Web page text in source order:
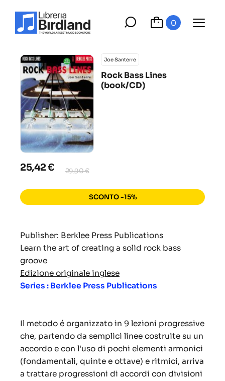
0
Joe Santerre
Rock Bass Lines
(book/CD)
25,42 € 29,90 €
SCONTO -15%
Publisher: Berklee Press Publications
Learn the art of creating a solid rock bass
groove
Edizione originale inglese
Series : Berklee Press Publications
Il metodo é organizzato in 9 lezioni progressive
che, partendo da semplici linee costruite su un
accordo e con l'uso di pochi elementi armonici
(fondamentali, quinte e ottave) e ritmici, arriva
a trattare progressioni di accordi con divisioni